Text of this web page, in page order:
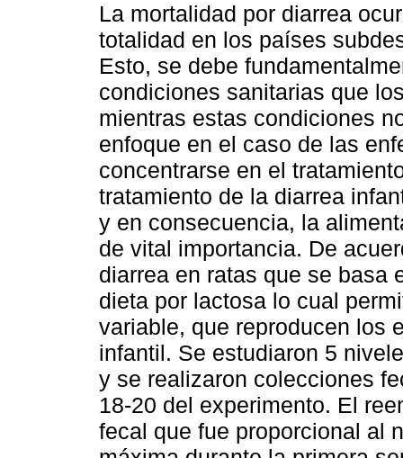
La mortalidad por diarrea
totalidad en los países
Esto, se debe
condiciones sanitarias que
mientras estas condiciones
enfoque en el caso de las
concentrarse en el
tratamiento de la diarrea
y en consecuencia, la
de vital importancia. De
diarrea en ratas que se basa
dieta por lactosa lo cual
variable, que reproducen los
infantil. Se estudiaron 5
y se realizaron colecciones
18-20 del experimento. El
fecal que fue proporcional al